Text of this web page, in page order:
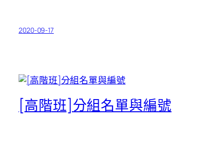
2020-09-17
[高階班]分組名單與編號